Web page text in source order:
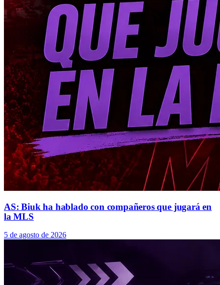
AS: Biuk ha hablado con compañeros que jugará en
la MLS
5 de agosto de 2026